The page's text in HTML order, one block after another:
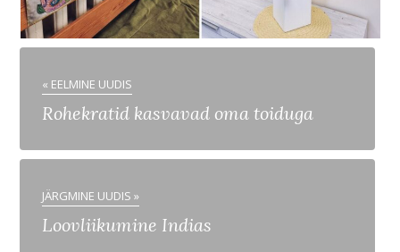
« EELMINE UUDIS
Rohekratid kasvavad oma toiduga
JÄRGMINE UUDIS »
Loovliikumine Indias